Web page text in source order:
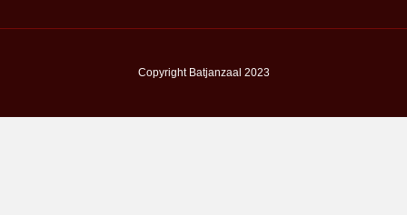
Copyright Batjanzaal 2023